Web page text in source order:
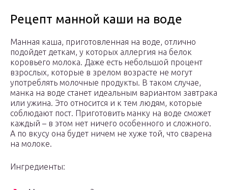
Рецепт манной каши на воде
Манная каша, приготовленная на воде, отлично
подойдет деткам, у которых аллергия на белок
коровьего молока. Даже есть небольшой процент
взрослых, которые в зрелом возрасте не могут
употреблять молочные продукты. В таком случае,
манка на воде станет идеальным вариантом завтрака
или ужина. Это относится и к тем людям, которые
соблюдают пост. Приготовить манку на воде сможет
каждый – в этом нет ничего особенного и сложного.
А по вкусу она будет ничем не хуже той, что сварена
на молоке.
Ингредиенты: